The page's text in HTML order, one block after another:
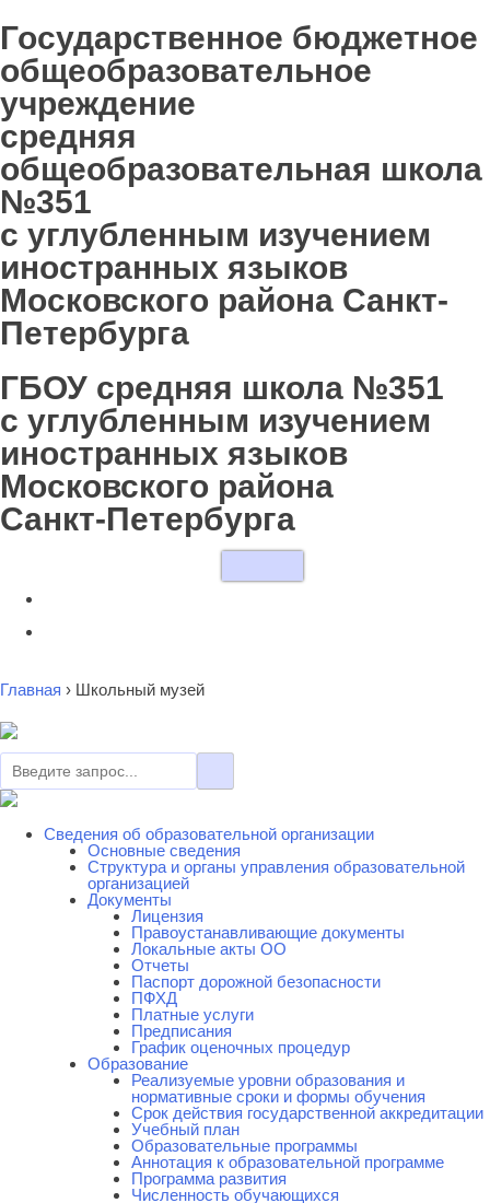
Государственное бюджетное
общеобразовательное
учреждение
средняя
общеобразовательная школа
№351
с углубленным изучением
иностранных языков
Московского района Санкт-
Петербурга
ГБОУ средняя школа №351
с углубленным изучением
иностранных языков
Московского района
Санкт-Петербурга
Главная › Школьный музей
Сведения об образовательной организации
Основные сведения
Cтруктура и органы управления образовательной
организацией
Документы
Лицензия
Правоустанавливающие документы
Локальные акты ОО
Отчеты
Паспорт дорожной безопасности
ПФХД
Платные услуги
Предписания
График оценочных процедур
Образование
Реализуемые уровни образования и
нормативные сроки и формы обучения
Срок действия государственной аккредитации
Учебный план
Образовательные программы
Аннотация к образовательной программе
Программа развития
Численность обучающихся